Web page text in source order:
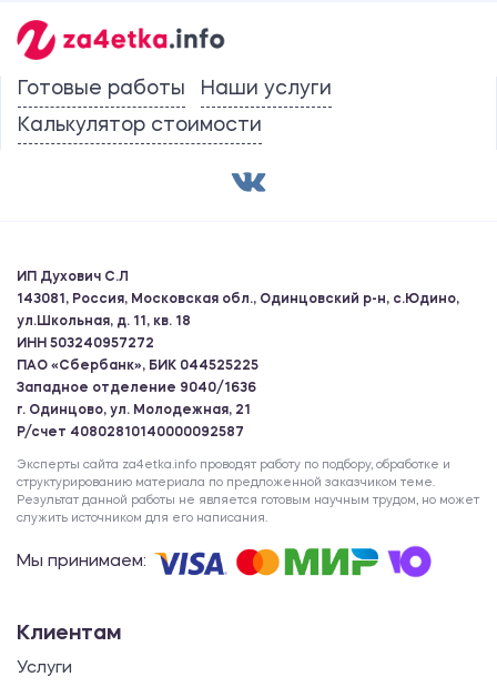
Готовые работы
Наши услуги
Калькулятор стоимости
ИП Духович С.Л
143081, Россия, Московская обл., Одинцовский р-н, с.Юдино,
ул.Школьная, д. 11, кв. 18
ИНН 503240957272
ПАО «Сбербанк», БИК 044525225
Западное отделение 9040/1636
г. Одинцово, ул. Молодежная, 21
Р/счет 40802810140000092587
Эксперты сайта za4etka.info проводят работу по подбору, обработке и
структурированию материала по предложенной заказчиком теме.
Результат данной работы не является готовым научным трудом, но может
служить источником для его написания.
Мы принимаем:
Клиентам
Услуги